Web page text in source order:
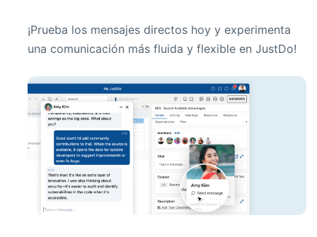
¡Prueba los mensajes directos hoy y experimenta
una comunicación más fluida y flexible en JustDo!